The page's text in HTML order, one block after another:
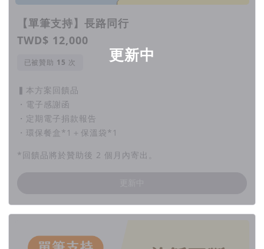
更新中
【單筆支持】長路同行
TWD$ 12,000
已被贊助 次
▍本方案回饋品
・電子感謝函
・定期電子捐款報告
・環保餐盒*1＋保溫袋*1
*回饋品將於贊助後 2 個月內寄出。